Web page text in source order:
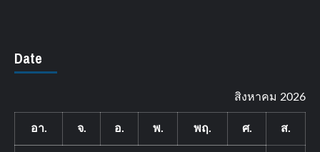
Date
สิงหาคม 2026
อา. จ. อ. พ. พฤ. ศ. ส.